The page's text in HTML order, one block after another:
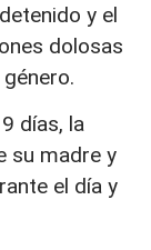
y el
dolosas
días, la
su madre y
el día y